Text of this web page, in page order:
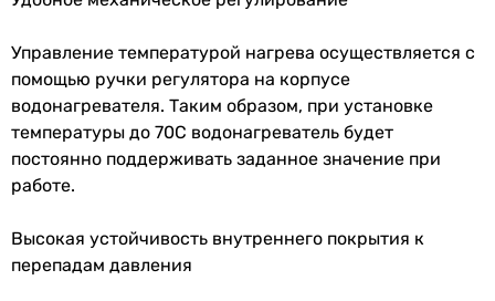
9 013грн
Основные характеристики
100 л
100 л
температура
нагрева
Установка вертикальная
Монтаж
Подключение
воды
снизу
Управление температурой нагрева осуществляется с
помощью ручки регулятора на корпусе
водонагревателя. Таким образом, при установке
температуры до 70С водонагреватель будет
постоянно поддерживать заданное значение при
работе.
Высокая устойчивость внутреннего покрытия к
перепадам давления